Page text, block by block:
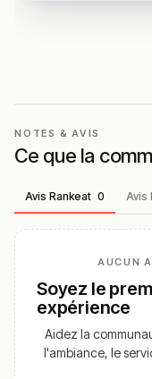
NOTES & AVIS
Ce que la
Avis Rankeat 0 Avis
AUCUN
Soyez le
expérience
Aidez la
l'ambiance, le